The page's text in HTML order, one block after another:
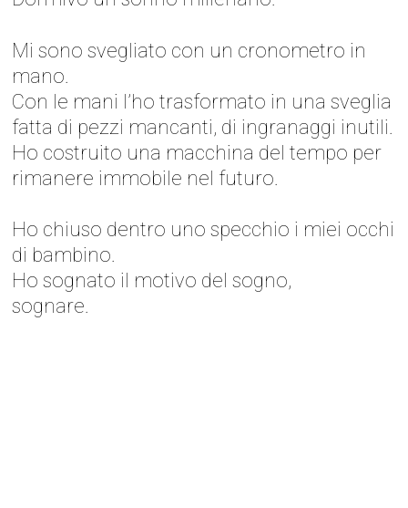
Mi sono svegliato con un cronometro in
mano.
Con le mani l’ho trasformato in una sveglia
fatta di pezzi mancanti, di ingranaggi inutili.
Ho costruito una macchina del tempo per
rimanere immobile nel futuro.
Ho chiuso dentro uno specchio i miei occhi
di bambino.
Ho sognato il motivo del sogno,
sognare.